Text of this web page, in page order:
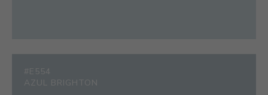
#E554
AZUL BRIGHTON